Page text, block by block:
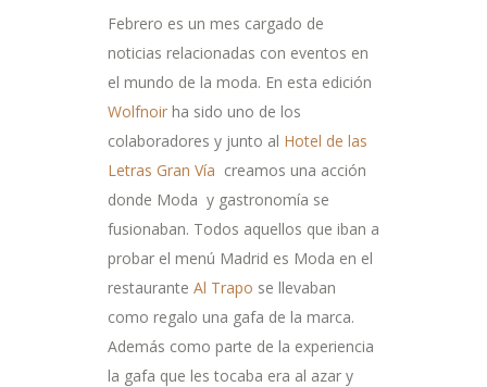
Febrero es un mes cargado de
noticias relacionadas con eventos en
el mundo de la moda. En esta edición
Wolfnoir ha sido uno de los
colaboradores y junto al Hotel de las
Letras Gran Vía creamos una acción
donde Moda y gastronomía se
fusionaban. Todos aquellos que iban a
probar el menú Madrid es Moda en el
restaurante Al Trapo se llevaban
como regalo una gafa de la marca.
Además como parte de la experiencia
la gafa que les tocaba era al azar y